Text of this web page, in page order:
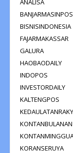
BISNISINDONESIA
FAJARMAKASSAR
GALURA
HAOBAODAILY
INDOPOS
INVESTORDAILY
KALTENGPOS
KONTANBULANAN
KORANSERUYA